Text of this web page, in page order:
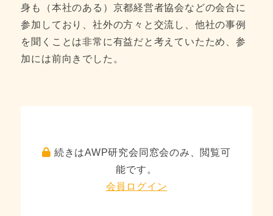
身も（本社のある）京都経営者協会などの会合に
参加しており、社外の方々と交流し、他社の事例
を聞くことは非常に有益だと考えていたため、参
加には前向きでした。
続きはAWP研究会同窓会のみ、閲覧可
能です。
会員ログイン